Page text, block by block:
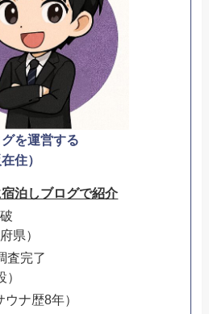
を運営する
住）
泊しブログで紹介
県）
査完了
）
ナ歴8年）